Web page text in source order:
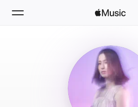
新着おすすめ
Apple Musicをインスト